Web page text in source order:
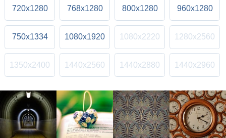
720x1280 768x1280 800x1280 960x1280
750x1334 1080x1920 1080x2220 1280x2560
1350x2400 1440x2560 1440x2880 1440x2960